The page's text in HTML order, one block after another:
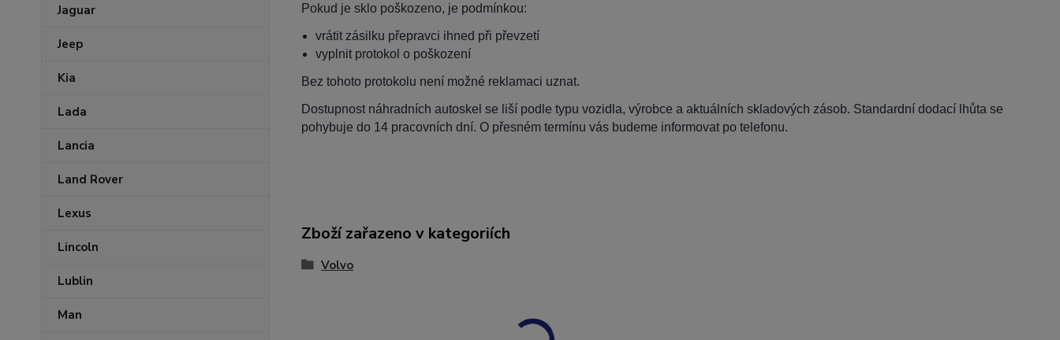
Jaguar
Jeep
Kia
Lada
Lancia
Land Rover
Lexus
Lincoln
Lublin
Man
Pokud je sklo poškozeno, je podmínkou:
vrátit zásilku přepravci ihned při převzetí
vyplnit protokol o poškození
Bez tohoto protokolu není možné reklamaci uznat.
Dostupnost náhradních autoskel se liší podle typu vozidla, výrobce a aktuálních skladových zásob. Standardní dodací lhůta se
pohybuje do 14 pracovních dní. O přesném termínu vás budeme informovat po telefonu.
Zboží zařazeno v kategoriích
Volvo